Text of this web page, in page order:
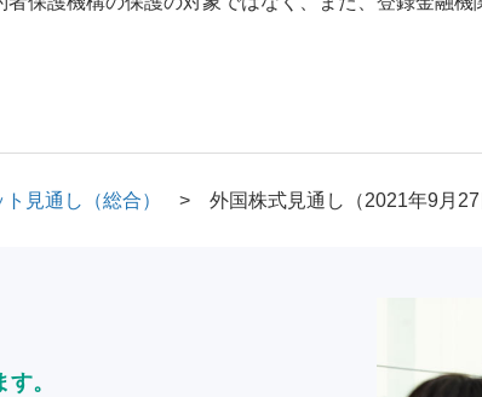
見通し（総合） 外国株式見通し（2021年9月27
。